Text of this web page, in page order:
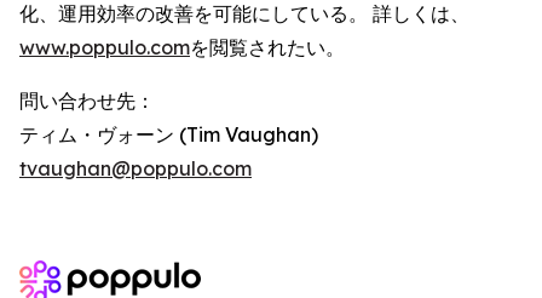
化、運用効率の改善を可能にしている。 詳しくは、
www.poppulo.comを閲覧されたい。
問い合わせ先：
ティム・ヴォーン (Tim Vaughan)
tvaughan@poppulo.com